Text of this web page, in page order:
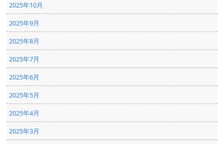
2025年10月
2025年9月
2025年8月
2025年7月
2025年6月
2025年5月
2025年4月
2025年3月